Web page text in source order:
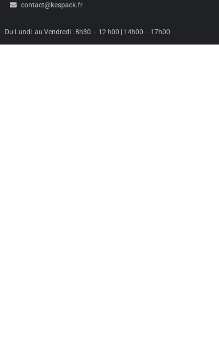
contact@kespack.fr
Du Lundi au Vendredi : 8h30 – 12 h00 | 14h00 – 17h00